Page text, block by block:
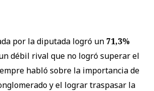
por la diputada logró un 71,3%
débil rival que no logró superar el
habló sobre la importancia de
y el lograr traspasar la